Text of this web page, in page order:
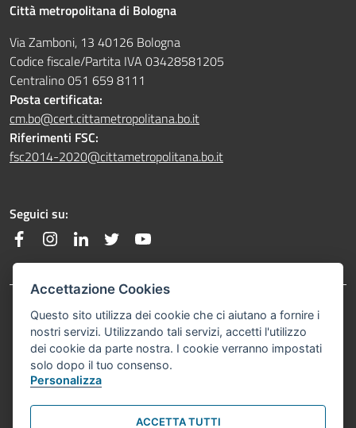
Città metropolitana di Bologna
Via Zamboni, 13 40126 Bologna
Codice fiscale/Partita IVA 03428581205
Centralino 051 659 8111
Posta certificata:
cm.bo@cert.cittametropolitana.bo.it
Riferimenti FSC:
fsc2014-2020@cittametropolitana.bo.it
Seguici su:
FacebookInstagramLinkedin Twitter
Footer menuPrivacy Policy
Note Legali
Accettazione Cookies
Questo sito utilizza dei cookie che ci aiutano a fornire i
nostri servizi. Utilizzando tali servizi, accetti l'utilizzo
dei cookie da parte nostra. I cookie verranno impostati
solo dopo il tuo consenso.
Personalizza
ACCETTA TUTTI